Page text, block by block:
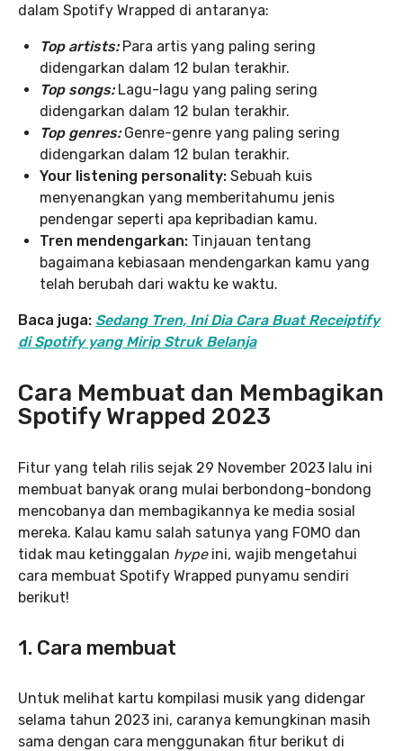
dalam Spotify Wrapped di antaranya:
Top artists:Para artis yang paling sering
didengarkan dalam 12 bulan terakhir.
Top songs:Lagu-lagu yang paling sering
didengarkan dalam 12 bulan terakhir.
Top genres:Genre-genre yang paling sering
didengarkan dalam 12 bulan terakhir.
Your listening personality: Sebuah kuis
menyenangkan yang memberitahumu jenis
pendengar seperti apa kepribadian kamu.
Tren mendengarkan: Tinjauan tentang
bagaimana kebiasaan mendengarkan kamu yang
telah berubah dari waktu ke waktu.
Baca juga: Sedang Tren, Ini Dia Cara Buat Receiptify
di Spotify yang Mirip Struk Belanja
Cara Membuat dan Membagikan
Spotify Wrapped 2023
Fitur yang telah rilis sejak 29 November 2023 lalu ini
membuat banyak orang mulai berbondong-bondong
mencobanya dan membagikannya ke media sosial
mereka. Kalau kamu salah satunya yang FOMO dan
tidak mau ketinggalan hypeini, wajib mengetahui
cara membuat Spotify Wrapped punyamu sendiri
berikut!
1. Cara membuat
Untuk melihat kartu kompilasi musik yang didengar
selama tahun 2023 ini, caranya kemungkinan masih
sama dengan cara menggunakan fitur berikut di